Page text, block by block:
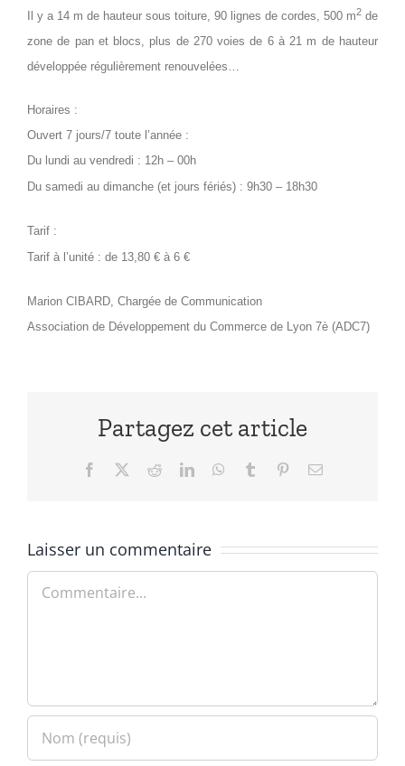
Il y a 14 m de hauteur sous toiture, 90 lignes de cordes, 500 m2 de
zone de pan et blocs, plus de 270 voies de 6 à 21 m de hauteur
développée régulièrement renouvelées…
Horaires :
Ouvert 7 jours/7 toute l’année :
Du lundi au vendredi : 12h – 00h
Du samedi au dimanche (et jours fériés) : 9h30 – 18h30
Tarif :
Tarif à l’unité : de 13,80 € à 6 €
Marion CIBARD, Chargée de Communication
Association de Développement du Commerce de Lyon 7è (ADC7)
Partagez cet article
Facebook RedditLinkedInWhatsApp
Tumblr PinterestEmail
Laisser un commentaire
Commentaire